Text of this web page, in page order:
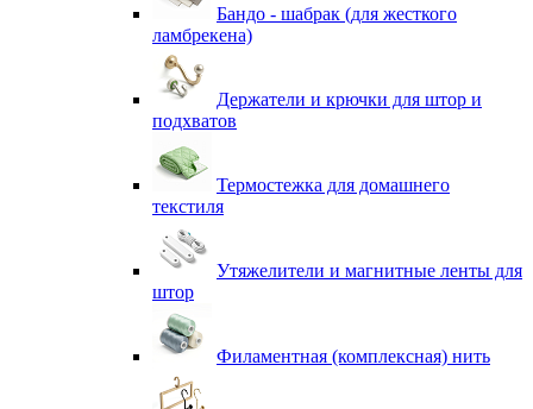
Бандо - шабрак (для жесткого
ламбрекена)
Держатели и крючки для штор и
подхватов
Термостежка для домашнего
текстиля
Утяжелители и магнитные ленты для
штор
Филаментная (комплексная) нить